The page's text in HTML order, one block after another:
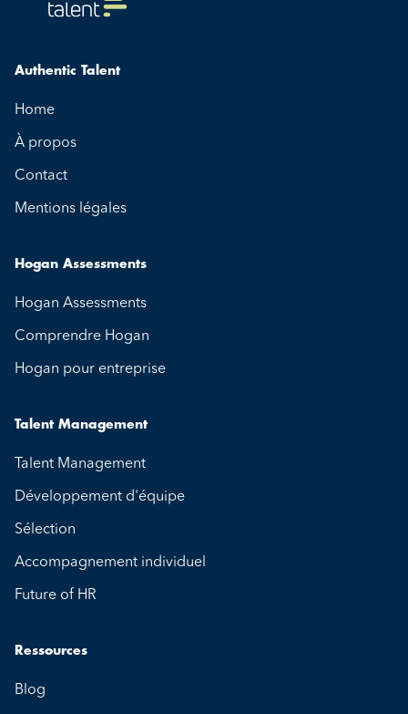
Authentic Talent
Home
À propos
Contact
Mentions légales
Hogan Assessments
Hogan Assessments
Comprendre Hogan
Hogan pour entreprise
Talent Management
Talent Management
Développement d'équipe
Sélection
Accompagnement individuel
Future of HR
Ressources
Blog